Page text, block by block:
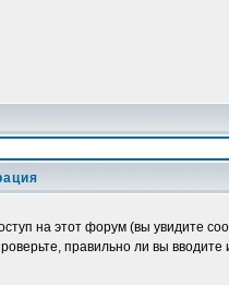
на этот форум (вы увидите
правильно ли вы